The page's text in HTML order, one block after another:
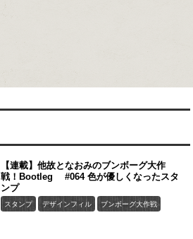
【連載】他故となおみのブンボーグ大作
戦！Bootleg #064 色が優しくなったスタ
ンプ
スタンプ デザインフィル ブンボーグ大作戦